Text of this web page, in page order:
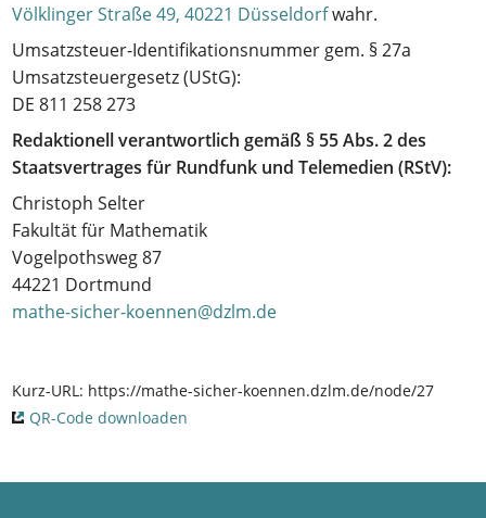
Völklinger Straße 49, 40221 Düsseldorfwahr.
Umsatzsteuer-Identifikationsnummer gem. § 27a
Umsatzsteuergesetz (UStG):
DE 811 258 273
Redaktionell verantwortlich gemäß § 55 Abs. 2 des
Staatsvertrages für Rundfunk und Telemedien (RStV):
Christoph Selter
Fakultät für Mathematik
Vogelpothsweg 87
44221 Dortmund
mathe-sicher-koennen@dzlm.de
Kurz-URL: https://mathe-sicher-koennen.dzlm.de/node/27
QR-Code downloaden